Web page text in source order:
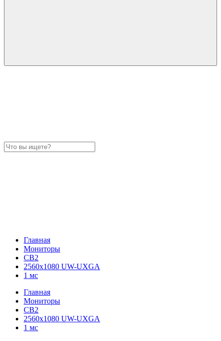
Главная
Мониторы
CB2
2560x1080 UW-UXGA
1 мс
Главная
Мониторы
CB2
2560x1080 UW-UXGA
1 мс